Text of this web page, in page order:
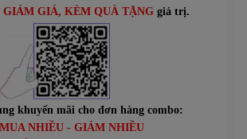
GIẢM GIÁ, KÈM QUÀ TẶNGgiá trị.
khuyến mãi cho đơn hàng combo:
MUA NHIỀU - GIẢM NHIỀU